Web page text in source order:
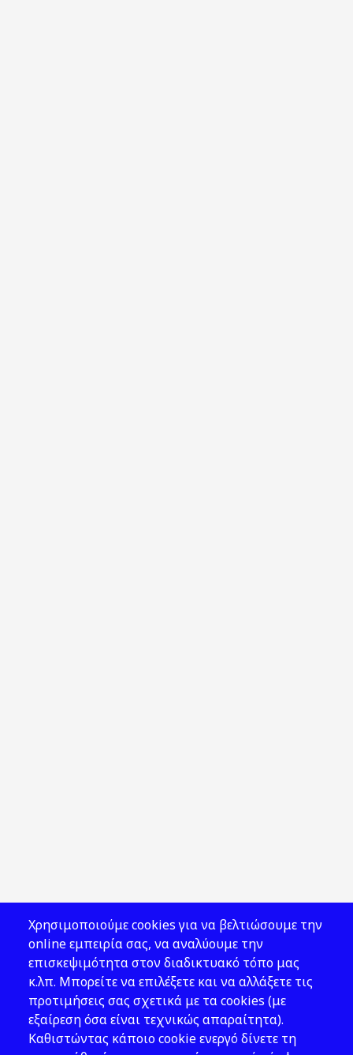
Χρησιμοποιούμε cookies για να βελτιώσουμε την
online εμπειρία σας, να αναλύουμε την
επισκεψιμότητα στον διαδικτυακό τόπο μας
κ.λπ. Μπορείτε να επιλέξετε και να αλλάξετε τις
προτιμήσεις σας σχετικά με τα cookies (με
εξαίρεση όσα είναι τεχνικώς απαραίτητα).
Καθιστώντας κάποιο cookie ενεργό δίνετε τη